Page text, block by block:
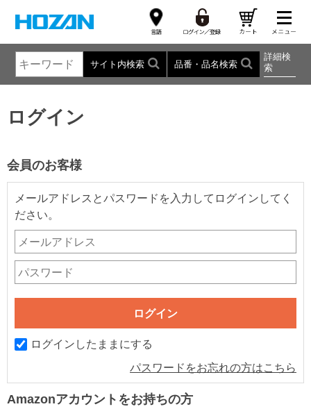
サイト内検索 品番・品名検索
詳細検
索
ログイン
会員のお客様
メールアドレスとパスワードを入力してログインしてく
ださい。
ログインしたままにする
パスワードをお忘れの方はこちら
Amazonアカウントをお持ちの方